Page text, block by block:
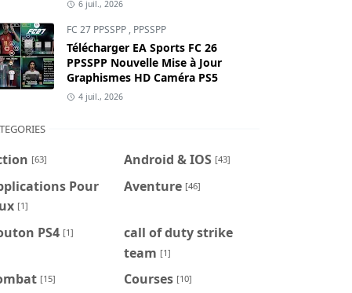
6 juil., 2026
FC 27 PPSSPP , PPSSPP
Télécharger EA Sports FC 26
PPSSPP Nouvelle Mise à Jour
Graphismes HD Caméra PS5
4 juil., 2026
[63] Android & IOS [43]
Pour
[1]
Aventure [46]
PS4 [1]
call of duty strike
team [1]
[15] Courses [10]